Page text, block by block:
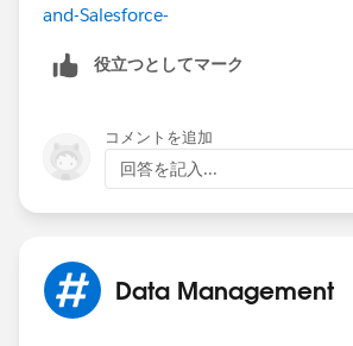
and-Salesforce-
役立つとしてマーク
コメントを追加
回答を記入...
Data Management